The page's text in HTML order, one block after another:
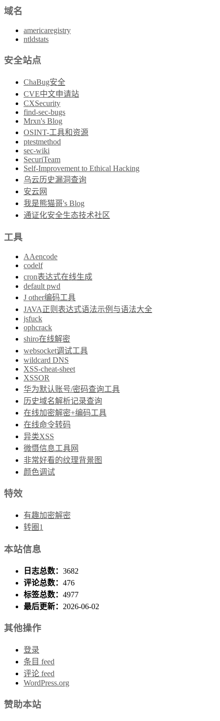
域名
americaregistry
ntldstats
安全站点
ChaBug安全
CVE中文申请站
CXSecurity
find-sec-bugs
Mrxn's Blog
OSINT-工具和资源
ptestmethod
sec-wiki
SecuriTeam
Self-Improvement to Ethical Hacking
乌云历史漏洞查询
安云网
我是熊猫哥's Blog
通证化安全生态技术社区
工具
AAencode
codelf
cron表达式在线生成
default pwd
J other编码工具
JAVA正则表达式语法示例与语法大全
jsfuck
ophcrack
shiro在线解密
websocket调试工具
wildcard DNS
XSS-cheat-sheet
XSSOR
华为默认账号/密码查询工具
历史域名解析记录查询
在线加密解密+编码工具
在线命令转码
异类XSS
微慑信息工具网
非常好看的纹理背景图
颜色调试
特效
有趣加密解密
转圈1
本站信息
日志总数： 3682
评论总数： 476
标签总数： 4977
最后更新： 2026-06-02
其他操作
登录
条目 feed
评论 feed
WordPress.org
赞助本站